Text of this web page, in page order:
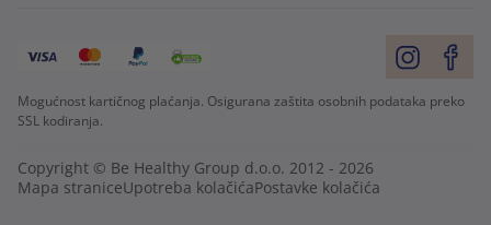
Mogućnost kartičnog plaćanja. Osigurana zaštita osobnih podataka preko
SSL kodiranja.
Copyright © Be Healthy Group d.o.o. 2012 - 2026
Mapa straniceUpotreba kolačićaPostavke kolačića